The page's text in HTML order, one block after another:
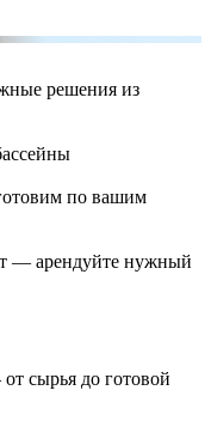
решения из
по вашим
— арендуйте нужный
сырья до готовой